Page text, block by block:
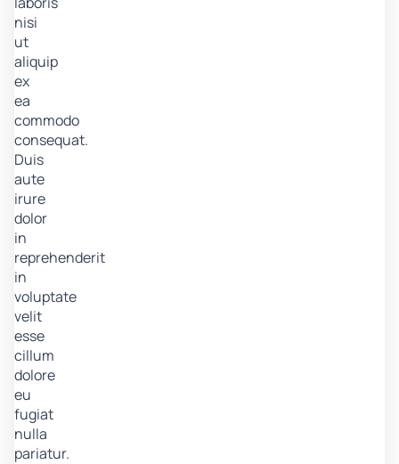
nisi
ut
aliquip
ex
ea
commodo
consequat.
Duis
aute
irure
dolor
in
reprehenderit
in
voluptate
velit
esse
cillum
dolore
eu
fugiat
nulla
pariatur.